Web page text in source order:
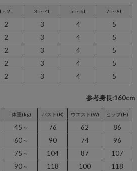
L～2L 3L～4L 5L～6L 7L～8L
2 3 4
5
2 3 4
5
2 3 4
5
2 3 4
5
2 3 4 5
参考身長:160cm
体重(kg) バスト(B) ウエスト(W) ヒップ(H)
45～ 76 62
86
60～ 90 74
96
75～ 104 87
107
90～ 118 100
118